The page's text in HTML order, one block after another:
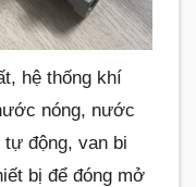
hệ thống khí
nóng, nước
động, van bi
bị để đóng mở